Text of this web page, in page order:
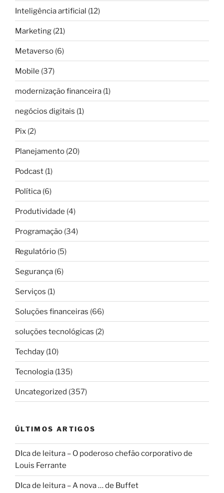
Inteligência artificial (12)
Marketing (21)
Metaverso (6)
Mobile (37)
modernização financeira (1)
negócios digitais (1)
Pix (2)
Planejamento (20)
Podcast (1)
Política (6)
Produtividade (4)
Programação (34)
Regulatório (5)
Segurança (6)
Serviços (1)
Soluções financeiras (66)
soluções tecnológicas (2)
Techday (10)
Tecnologia (135)
Uncategorized (357)
ÚLTIMOS ARTIGOS
DIca de leitura – O poderoso chefão corporativo de
Louis Ferrante
DIca de leitura – A nova … de Buffet